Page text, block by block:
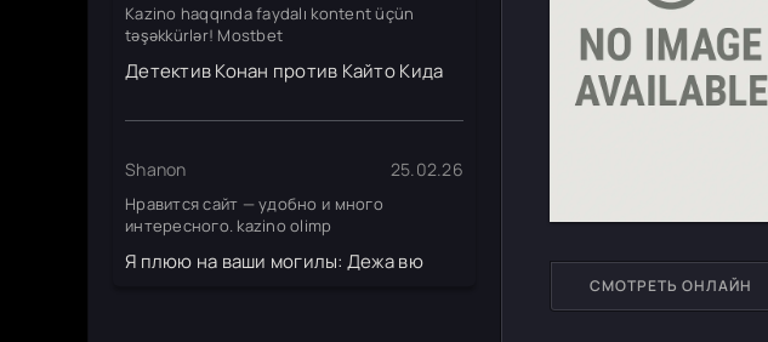
Kazino haqqında faydalı kontent üçün
təşəkkürlər! Mostbet
Детектив Конан против Кайто Кида
Shanon 25.02.26
Нравится сайт — удобно и много
интересного. kazino olimp
Я плюю на ваши могилы: Дежа вю
СМОТРЕТЬ ОНЛАЙН